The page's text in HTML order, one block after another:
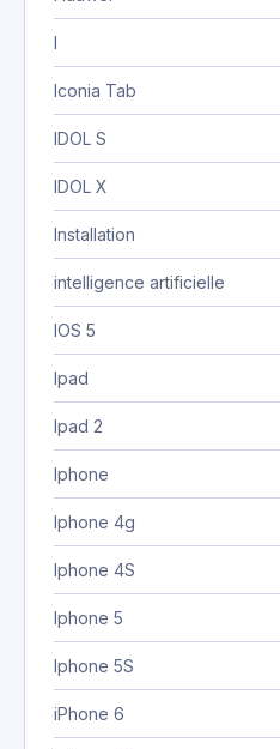
I
Iconia Tab
IDOL S
IDOL X
Installation
intelligence artificielle
IOS 5
Ipad
Ipad 2
Iphone
Iphone 4g
Iphone 4S
Iphone 5
Iphone 5S
iPhone 6